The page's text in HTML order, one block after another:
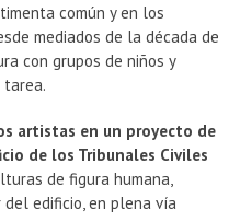
común y en los
mediados de la década de
con grupos de niños y
artistas en un proyecto de
de los Tribunales Civiles
de figura humana,
edificio, en plena vía